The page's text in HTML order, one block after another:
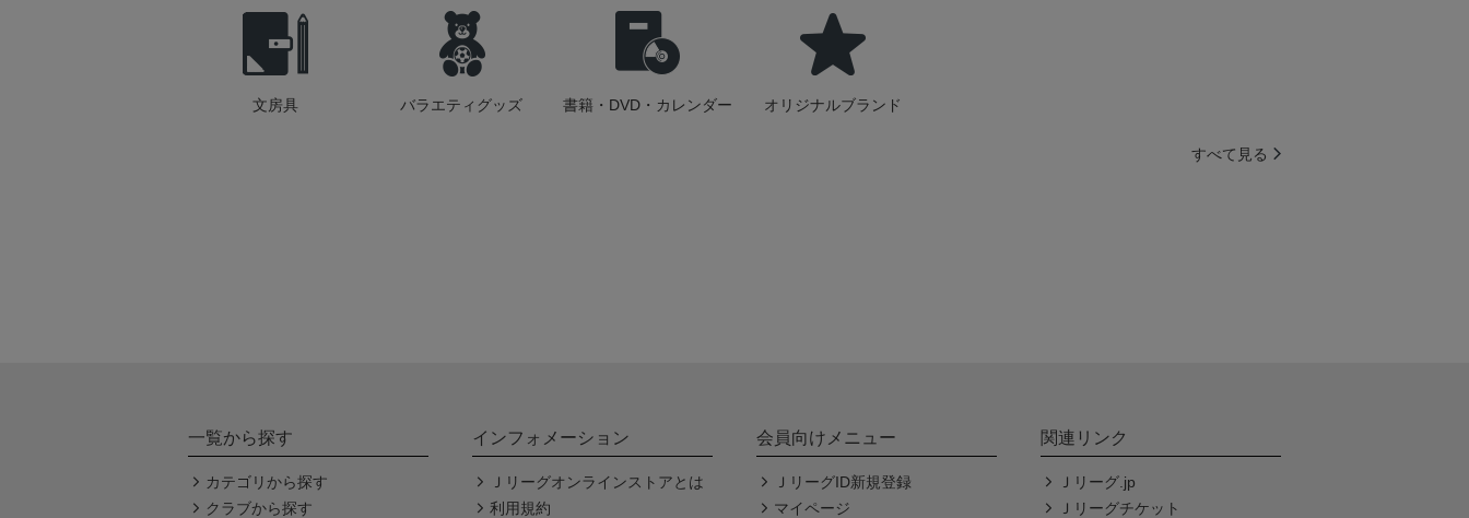
文房具 バラエティグッズ 書籍・DVD・カレンダー オリジナルブランド
すべて見る
一覧から探す
カテゴリから探す
クラブから探す
インフォメーション
Ｊリーグオンラインストアとは
利用規約
会員向けメニュー
ＪリーグID新規登録
マイページ
関連リンク
Ｊリーグ.jp
Ｊリーグチケット